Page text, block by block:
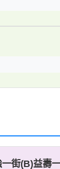
街(B)益壽